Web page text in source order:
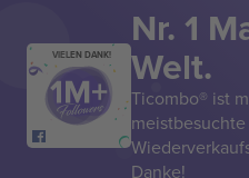
VIELEN DANK!
Nr. 1
Welt.
Ticombo® ist
Danke!